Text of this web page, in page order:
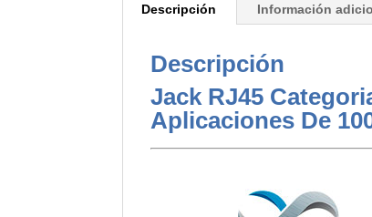
Descripción Información
Descripción
Jack RJ45
Aplicaciones De